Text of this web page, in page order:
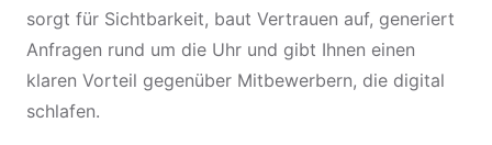
sorgt für Sichtbarkeit, baut Vertrauen auf, generiert
Anfragen rund um die Uhr und gibt Ihnen einen
klaren Vorteil gegenüber Mitbewerbern, die digital
schlafen.